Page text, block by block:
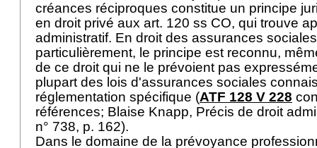
créances réciproques constitue un principe
en droit privé aux art. 120 ss CO, qui trouve
administratif. En droit des assurances
particulièrement, le principe est reconnu,
de ce droit qui ne le prévoient pas
plupart des lois d'assurances sociales
réglementation spécifique (ATF 128 V 228
références; Blaise Knapp, Précis de droit
n° 738, p. 162).
Dans le domaine de la prévoyance